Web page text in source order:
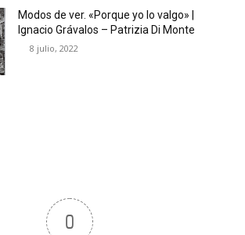
Modos de ver. «Porque yo lo valgo» |
Ignacio Grávalos – Patrizia Di Monte
8 julio, 2022
0